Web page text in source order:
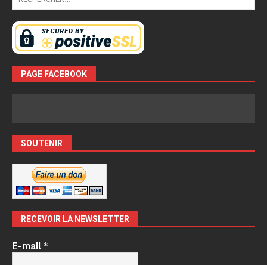
PAGE FACEBOOK
SOUTENIR
RECEVOIR LA NEWSLETTER
E-mail*